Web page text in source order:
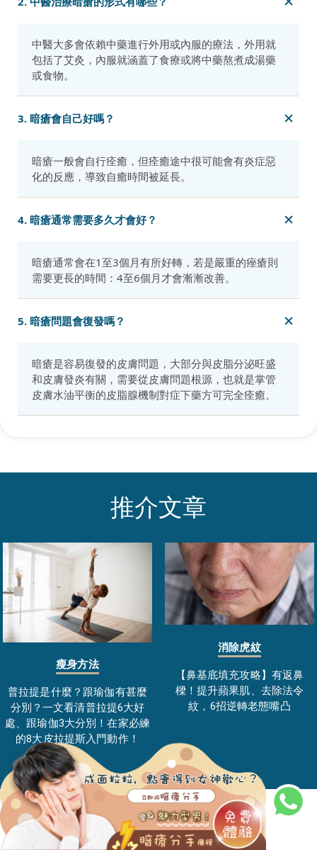
中醫大多會依賴中藥進行外用或內服的療法，外用就
包括了艾灸，內服就涵蓋了食療或將中藥熬煮成湯藥
或食物。
3. 暗瘡會自己好嗎？
暗瘡一般會自行痊癒，但痊癒途中很可能會有炎症惡
化的反應，導致自癒時間被延長。
4. 暗瘡通常需要多久才會好？
暗瘡通常會在1至3個月有所好轉，若是嚴重的痤瘡則
需要更長的時間：4至6個月才會漸漸改善。
5. 暗瘡問題會復發嗎？
暗瘡是容易復發的皮膚問題，大部分與皮脂分泌旺盛
和皮膚發炎有關，需要從皮膚問題根源，也就是掌管
皮膚水油平衡的皮脂腺機制對症下藥方可完全痊癒。
推介文章
瘦身方法
普拉提是什麼？跟瑜伽有甚麼
分別？一文看清普拉提6大好
處、跟瑜伽3大分別！在家必練
的8大皮拉提斯入門動作！
消除虎紋
【鼻基底填充攻略】有返鼻
樑！提升蘋果肌、去除法令
紋，6招逆轉老態嘴凸
(⁺圖片只供參考，名額有限，送完即止)